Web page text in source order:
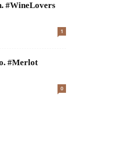
#WineLovers
1
#Merlot
0